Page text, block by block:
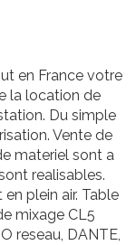
en France votre
la location de
Du simple
Vente de
materiel sont a
realisables.
plein air. Table
mixage CL5
reseau, DANTE,